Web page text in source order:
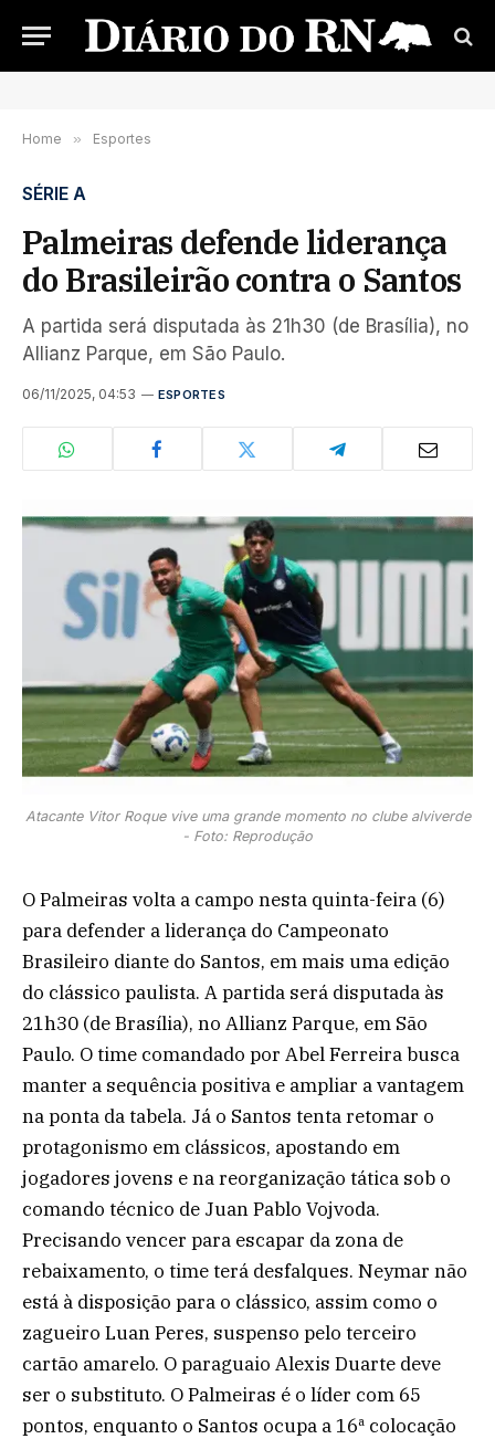
Home » Esportes
SÉRIE A
Palmeiras defende liderança
do Brasileirão contra o Santos
A partida será disputada às 21h30 (de Brasília), no
Allianz Parque, em São Paulo.
06/11/2025, 04:53 ESPORTES
Atacante Vitor Roque vive uma grande momento no clube alviverde
- Foto: Reprodução
O Palmeiras volta a campo nesta quinta-feira (6)
para defender a liderança do Campeonato
Brasileiro diante do Santos, em mais uma edição
do clássico paulista. A partida será disputada às
21h30 (de Brasília), no Allianz Parque, em São
Paulo. O time comandado por Abel Ferreira busca
manter a sequência positiva e ampliar a vantagem
na ponta da tabela. Já o Santos tenta retomar o
protagonismo em clássicos, apostando em
jogadores jovens e na reorganização tática sob o
comando técnico de Juan Pablo Vojvoda.
Precisando vencer para escapar da zona de
rebaixamento, o time terá desfalques. Neymar não
está à disposição para o clássico, assim como o
zagueiro Luan Peres, suspenso pelo terceiro
cartão amarelo. O paraguaio Alexis Duarte deve
ser o substituto. O Palmeiras é o líder com 65
pontos, enquanto o Santos ocupa a 16ª colocação